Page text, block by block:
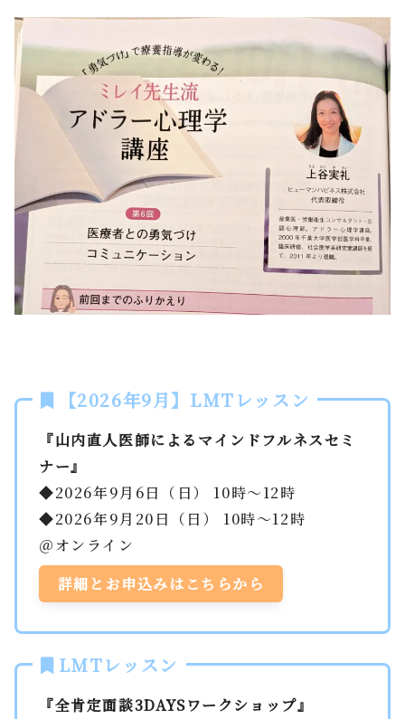
【2026年9月】LMTレッスン
『山内直人医師によるマインドフルネスセミ
ナー』
◆2026年9月6日（日） 10時～12時
◆2026年9月20日（日） 10時～12時
＠オンライン
詳細とお申込みはこちらから
LMTレッスン
『全肯定面談3DAYSワークショップ』